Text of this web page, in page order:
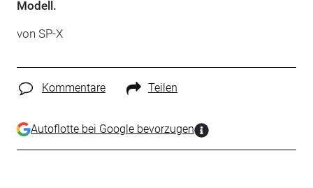
Modell.
von SP-X
Kommentare Teilen
Autoflotte bei Google bevorzugen